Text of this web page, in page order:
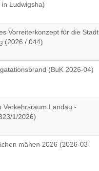
Ludwigsha)
Vorreiterkonzept für die Stadt
(2026 / 044)
(BuK 2026-04)
Verkehrsraum Landau -
1/2026)
mähen 2026 (2026-03-